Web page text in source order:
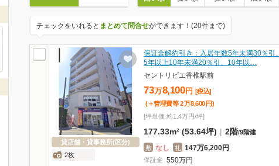
チェックをいれると まとめて問合せができます！(20件まで)
貸店舗・貸事務所(区分)
2枚
保証金解約引き：入居年数5年未満30％引、
5年以上10年未満20％引、10年以…
セントリビエ香椎駅前
73万8,100 円
[税込]
(＋管理費等 2万8,600 円)
[坪単価 約1.4万円/坪]
177.33m² (53.64坪) | 2階/9階建
敷 なし 礼 147万6,200円
保証金 550万円